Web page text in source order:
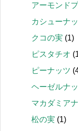
アーモンド
カシューナ
クコの実 (1)
ピスタチオ
ピーナッツ
ヘーゼルナ
マカダミア
松の実 (1)